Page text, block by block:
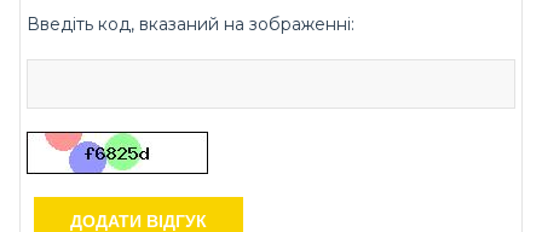
Введіть код, вказаний на зображенні:
ДОДАТИ ВІДГУК